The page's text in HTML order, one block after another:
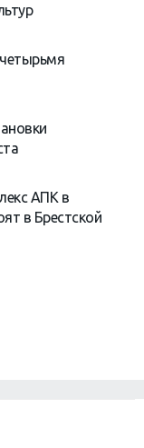
АПК в
в Брестской